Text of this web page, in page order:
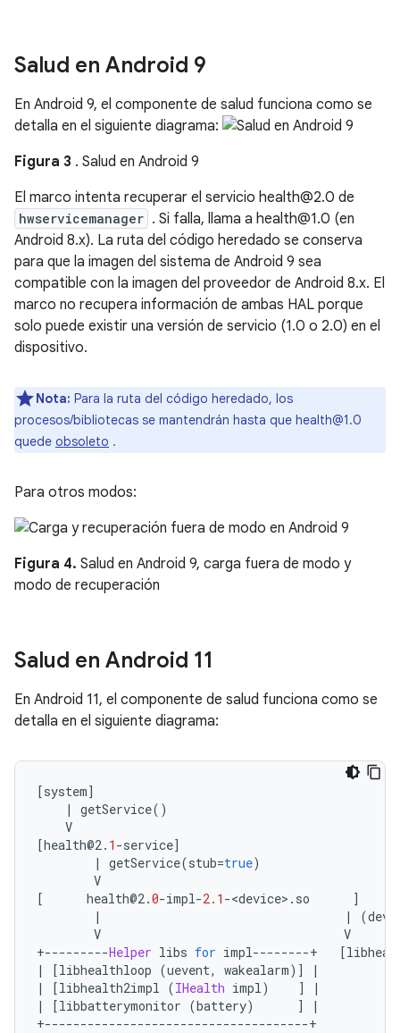
Salud en Android 9
En Android 9, el componente de salud funciona como se
detalla en el siguiente diagrama:
Figura 3 . Salud en Android 9
El marco intenta recuperar el servicio health@2.0 de
hwservicemanager . Si falla, llama a health@1.0 (en
Android 8.x). La ruta del código heredado se conserva
para que la imagen del sistema de Android 9 sea
compatible con la imagen del proveedor de Android 8.x. El
marco no recupera información de ambas HAL porque
solo puede existir una versión de servicio (1.0 o 2.0) en el
dispositivo.
Nota: Para la ruta del código heredado, los
procesos/bibliotecas se mantendrán hasta que health@1.0
quede obsoleto .
Para otros modos:
Figura 4. Salud en Android 9, carga fuera de modo y
modo de recuperación
Salud en Android 11
En Android 11, el componente de salud funciona como se
detalla en el siguiente diagrama:
[system]
|
getService()
V
[health@2. 1 -service]
|
getService(stub=true)
V
[
health@2.0-impl-2.1 -<device>. so
]
|
| (
V                                  V
+---------Helper libs for impl--------+ [
|
[libhealthloop (uevent, wakealarm)]
|
|
[libhealth2impl (IHealth impl) ]
|
|
[libbatterymonitor (battery) ]
|
+-------------------------------------+